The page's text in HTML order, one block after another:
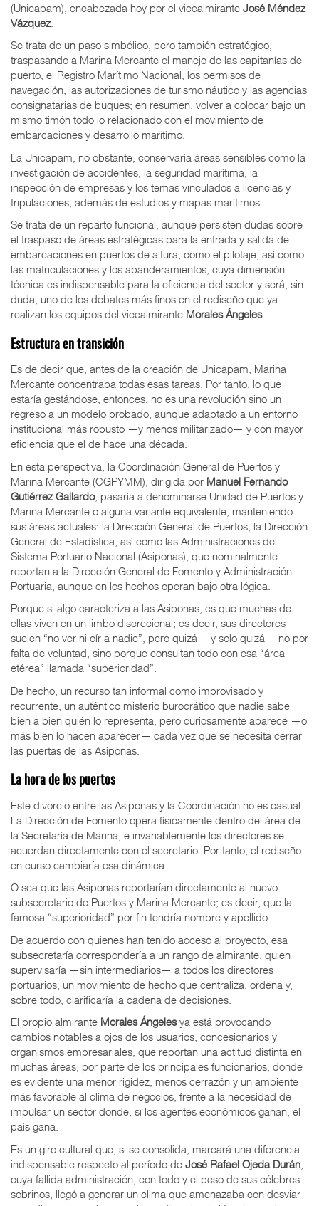
(Unicapam), encabezada hoy por el vicealmirante José Méndez
Vázquez.
Se trata de un paso simbólico, pero también estratégico,
traspasando a Marina Mercante el manejo de las capitanías de
puerto, el Registro Marítimo Nacional, los permisos de
navegación, las autorizaciones de turismo náutico y las agencias
consignatarias de buques; en resumen, volver a colocar bajo un
mismo timón todo lo relacionado con el movimiento de
embarcaciones y desarrollo marítimo.
La Unicapam, no obstante, conservaría áreas sensibles como la
investigación de accidentes, la seguridad marítima, la
inspección de empresas y los temas vinculados a licencias y
tripulaciones, además de estudios y mapas marítimos.
Se trata de un reparto funcional, aunque persisten dudas sobre
el traspaso de áreas estratégicas para la entrada y salida de
embarcaciones en puertos de altura, como el pilotaje, así como
las matriculaciones y los abanderamientos, cuya dimensión
técnica es indispensable para la eficiencia del sector y será, sin
duda, uno de los debates más finos en el rediseño que ya
realizan los equipos del vicealmirante Morales Ángeles.
Estructura en transición
Es de decir que, antes de la creación de Unicapam, Marina
Mercante concentraba todas esas tareas. Por tanto, lo que
estaría gestándose, entonces, no es una revolución sino un
regreso a un modelo probado, aunque adaptado a un entorno
institucional más robusto —y menos militarizado— y con mayor
eficiencia que el de hace una década.
En esta perspectiva, la Coordinación General de Puertos y
Marina Mercante (CGPYMM), dirigida por Manuel Fernando
Gutiérrez Gallardo, pasaría a denominarse Unidad de Puertos y
Marina Mercante o alguna variante equivalente, manteniendo
sus áreas actuales: la Dirección General de Puertos, la Dirección
General de Estadística, así como las Administraciones del
Sistema Portuario Nacional (Asiponas), que nominalmente
reportan a la Dirección General de Fomento y Administración
Portuaria, aunque en los hechos operan bajo otra lógica.
Porque si algo caracteriza a las Asiponas, es que muchas de
ellas viven en un limbo discrecional; es decir, sus directores
suelen “no ver ni oír a nadie”, pero quizá —y solo quizá— no por
falta de voluntad, sino porque consultan todo con esa “área
etérea” llamada “superioridad”.
De hecho, un recurso tan informal como improvisado y
recurrente, un auténtico misterio burocrático que nadie sabe
bien a bien quién lo representa, pero curiosamente aparece —o
más bien lo hacen aparecer— cada vez que se necesita cerrar
las puertas de las Asiponas.
La hora de los puertos
Este divorcio entre las Asiponas y la Coordinación no es casual.
La Dirección de Fomento opera físicamente dentro del área de
la Secretaría de Marina, e invariablemente los directores se
acuerdan directamente con el secretario. Por tanto, el rediseño
en curso cambiaría esa dinámica.
O sea que las Asiponas reportarían directamente al nuevo
subsecretario de Puertos y Marina Mercante; es decir, que la
famosa “superioridad” por fin tendría nombre y apellido.
De acuerdo con quienes han tenido acceso al proyecto, esa
subsecretaría correspondería a un rango de almirante, quien
supervisaría —sin intermediarios— a todos los directores
portuarios, un movimiento de hecho que centraliza, ordena y,
sobre todo, clarificaría la cadena de decisiones.
El propio almirante Morales Ángelesya está provocando
cambios notables a ojos de los usuarios, concesionarios y
organismos empresariales, que reportan una actitud distinta en
muchas áreas, por parte de los principales funcionarios, donde
es evidente una menor rigidez, menos cerrazón y un ambiente
más favorable al clima de negocios, frente a la necesidad de
impulsar un sector donde, si los agentes económicos ganan, el
país gana.
Es un giro cultural que, si se consolida, marcará una diferencia
indispensable respecto al período de José Rafael Ojeda Durán
cuya fallida administración, con todo y el peso de sus célebres
sobrinos, llegó a generar un clima que amenazaba con desviar